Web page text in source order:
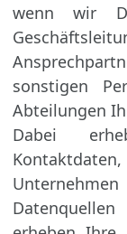
wenn wir
sonstigen
Abteilungen
Dabei
Unternehmen